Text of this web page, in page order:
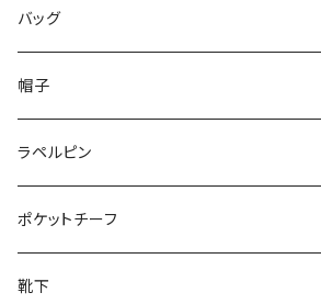
50/XL～
48/L
50/XL～
46/M
48/L
50/XL～
～25.5cm
26cm～
27cm～
28cm～
バッグ
帽子
ラペルピン
ポケットチーフ
靴下